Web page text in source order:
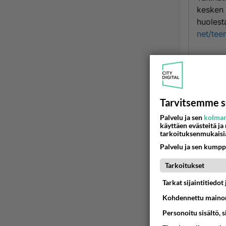
net/
Lisäksi
joista
-
Tarvitsemme
Palvelu ja sen
käyttäen evästeitä
Palvelu ja sen
Tarkoitukset
Tarkat sijaintitiedot
Kohdennettu
Personoitu sisältö,